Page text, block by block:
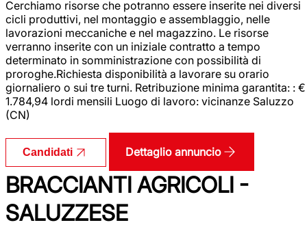
Cerchiamo risorse che potranno essere inserite nei diversi
cicli produttivi, nel montaggio e assemblaggio, nelle
lavorazioni meccaniche e nel magazzino. Le risorse
verranno inserite con un iniziale contratto a tempo
determinato in somministrazione con possibilità di
proroghe.Richiesta disponibilità a lavorare su orario
giornaliero o sui tre turni. Retribuzione minima garantita: : €
1.784,94 lordi mensili Luogo di lavoro: vicinanze Saluzzo
(CN)
Candidati Dettaglio annuncio
BRACCIANTI AGRICOLI -
SALUZZESE